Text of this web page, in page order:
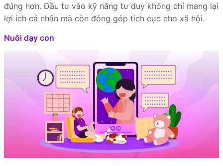
đúng hơn. Đầu tư vào kỹ năng tư duy không chỉ mang lại
lợi ích cá nhân mà còn đóng góp tích cực cho xã hội.
Nuôi dạy con